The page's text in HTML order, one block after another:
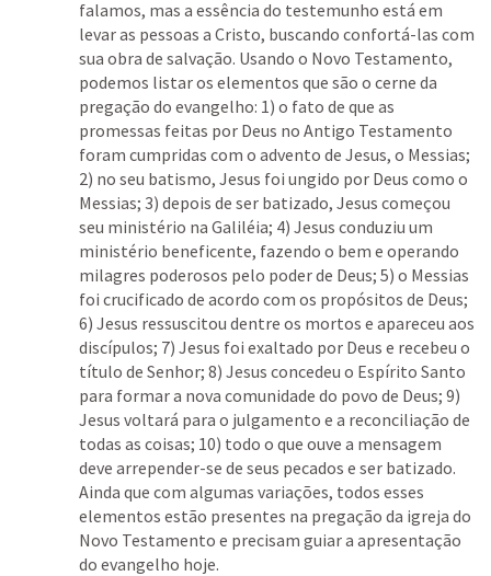
falamos, mas a essência do testemunho está em
levar as pessoas a Cristo, buscando confortá-las com
sua obra de salvação. Usando o Novo Testamento,
podemos listar os elementos que são o cerne da
pregação do evangelho: 1) o fato de que as
promessas feitas por Deus no Antigo Testamento
foram cumpridas com o advento de Jesus, o Messias;
2) no seu batismo, Jesus foi ungido por Deus como o
Messias; 3) depois de ser batizado, Jesus começou
seu ministério na Galiléia; 4) Jesus conduziu um
ministério beneficente, fazendo o bem e operando
milagres poderosos pelo poder de Deus; 5) o Messias
foi crucificado de acordo com os propósitos de Deus;
6) Jesus ressuscitou dentre os mortos e apareceu aos
discípulos; 7) Jesus foi exaltado por Deus e recebeu o
título de Senhor; 8) Jesus concedeu o Espírito Santo
para formar a nova comunidade do povo de Deus; 9)
Jesus voltará para o julgamento e a reconciliação de
todas as coisas; 10) todo o que ouve a mensagem
deve arrepender-se de seus pecados e ser batizado.
Ainda que com algumas variações, todos esses
elementos estão presentes na pregação da igreja do
Novo Testamento e precisam guiar a apresentação
do evangelho hoje.